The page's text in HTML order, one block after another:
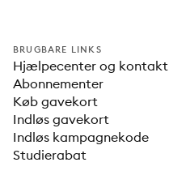
BRUGBARE LINKS
Hjælpecenter og kontakt
Abonnementer
Køb gavekort
Indløs gavekort
Indløs kampagnekode
Studierabat